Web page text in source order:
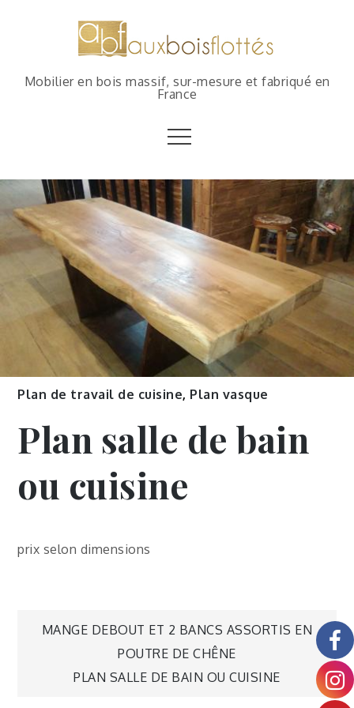
Mobilier en bois massif, sur-mesure et fabriqué en
France
Plan de travail de cuisine, Plan vasque
Plan salle de bain
ou cuisine
prix selon dimensions
MANGE DEBOUT ET 2 BANCS ASSORTIS EN
POUTRE DE CHÊNE
PLAN SALLE DE BAIN OU CUISINE